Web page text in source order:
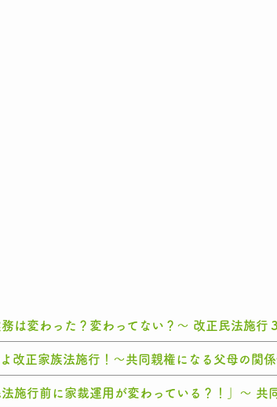
は変わった？変わってない？～ 改正民法施行
改正家族法施行！～共同親権になる父母の関係
施行前に家裁運用が変わっている？！」～